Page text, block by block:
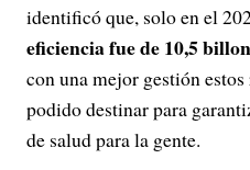
identificó que, solo en el
eficiencia fue de 10,5
con una mejor gestión
podido destinar para
de salud para la gente.